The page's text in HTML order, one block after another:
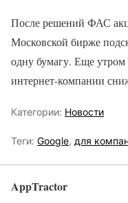
После решений ФАС
Московской бирже
одну бумагу. Еще
интернет-компании
Категории: Новости
Теги: Google, для
AppTractor